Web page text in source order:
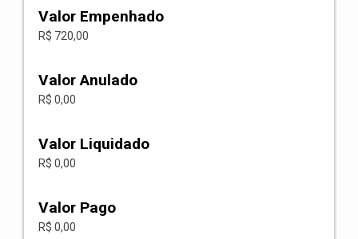
Valor Empenhado
R$ 720,00
Valor Anulado
R$ 0,00
Valor Liquidado
R$ 0,00
Valor Pago
R$ 0,00